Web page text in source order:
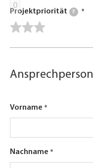
0
Projektpriorität ?
Ansprechperson
Vorname
Nachname